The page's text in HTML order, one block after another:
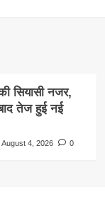
सियासी नजर,
तेज हुई नई
August 4, 2026 0